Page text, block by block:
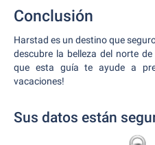
Conclusión
Harstad es un destino que
descubre la belleza del norte
que esta guía te ayude a
vacaciones!
Sus datos están